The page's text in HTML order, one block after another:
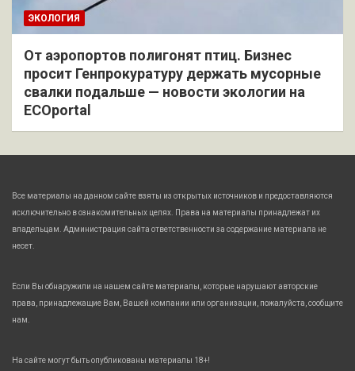
ЭКОЛОГИЯ
От аэропортов полигонят птиц. Бизнес
просит Генпрокуратуру держать мусорные
свалки подальше — новости экологии на
ECOportal
Все материалы на данном сайте взяты из открытых источников и предоставляются
исключительно в ознакомительных целях. Права на материалы принадлежат их
владельцам. Администрация сайта ответственности за содержание материала не
несет.
Если Вы обнаружили на нашем сайте материалы, которые нарушают авторские
права, принадлежащие Вам, Вашей компании или организации, пожалуйста, сообщите
нам.
На сайте могут быть опубликованы материалы 18+!